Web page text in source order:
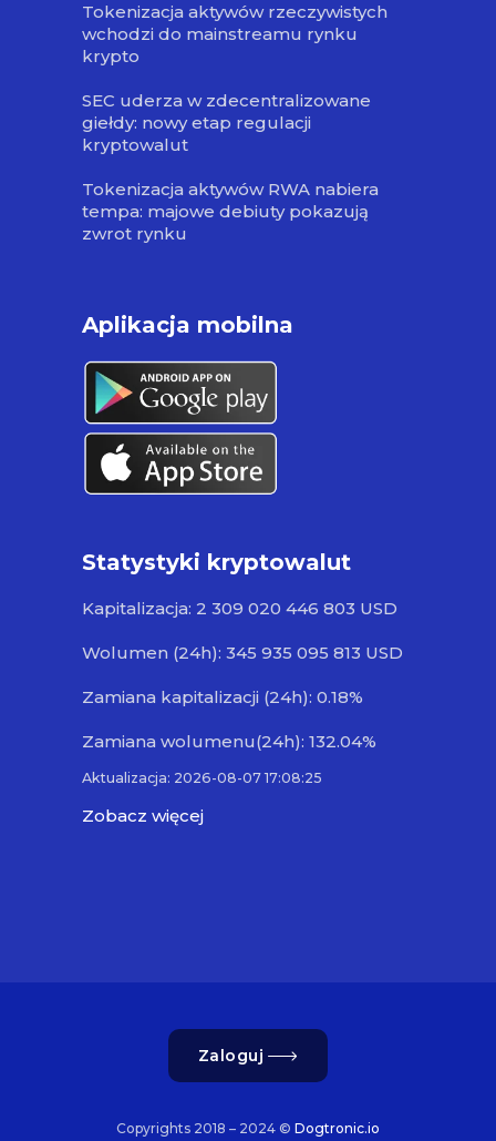
Tokenizacja aktywów rzeczywistych
wchodzi do mainstreamu rynku
krypto
SEC uderza w zdecentralizowane
giełdy: nowy etap regulacji
kryptowalut
Tokenizacja aktywów RWA nabiera
tempa: majowe debiuty pokazują
zwrot rynku
Aplikacja mobilna
Statystyki kryptowalut
Kapitalizacja: 2 309 020 446 803 USD
Wolumen (24h): 345 935 095 813 USD
Zamiana kapitalizacji (24h): 0.18%
Zamiana wolumenu(24h): 132.04%
Aktualizacja: 2026-08-07 17:08:25
Zobacz więcej
Zaloguj
Copyrights 2018 – 2024 © Dogtronic.io